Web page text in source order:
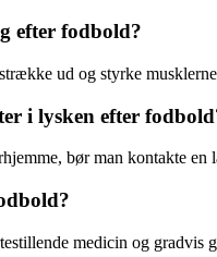
efter fodbold?
ud og styrke
i lysken efter
bør man kontakte
medicin og gradvis